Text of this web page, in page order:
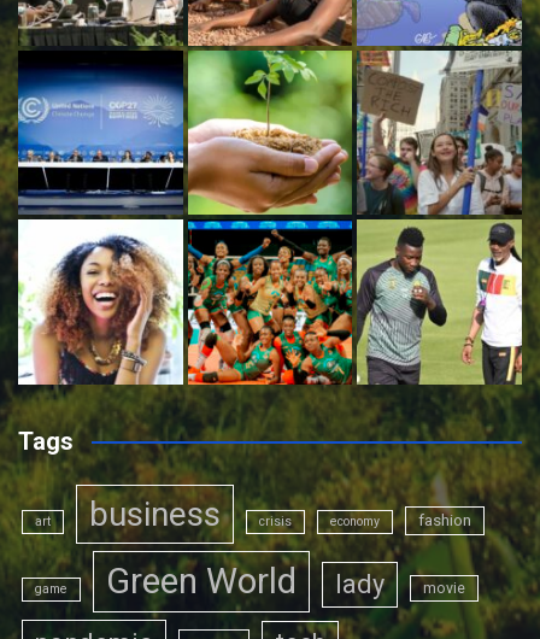
Tags
art business crisis economy fashion
game Green World lady movie